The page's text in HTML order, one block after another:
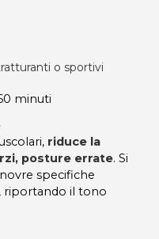
o sportivi
minuti
riduce la
posture errate. Si
specifiche
, riportando il tono